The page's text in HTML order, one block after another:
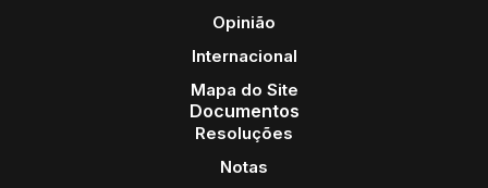
Opinião
Internacional
Mapa do Site
Documentos
Resoluções
Notas